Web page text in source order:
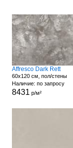
Affresco Dark Rett
60x120 см, пол/стены
Наличие: по запросу
8431 р/м²